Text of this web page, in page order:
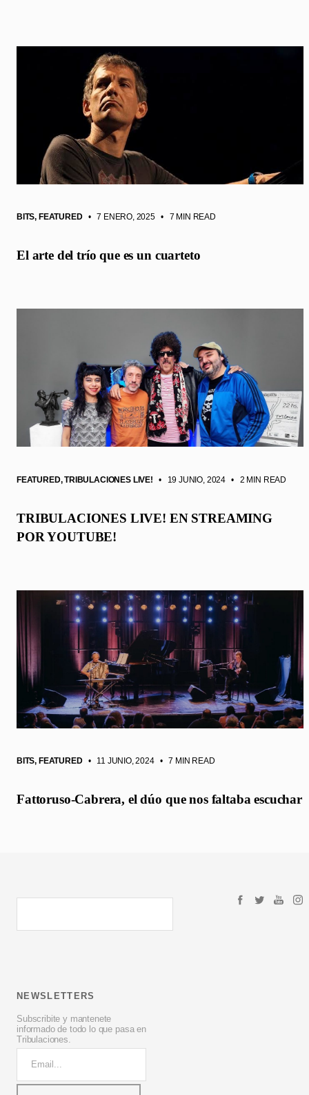
BITS, FEATURED • 7 ENERO, 2025 • 7 MIN READ
El arte del trío que es un cuarteto
FEATURED,TRIBULACIONES LIVE! • 19 JUNIO, 2024 • 2 MIN READ
TRIBULACIONES LIVE! EN STREAMING
POR YOUTUBE!
BITS, FEATURED • 11 JUNIO, 2024 • 7 MIN READ
Fattoruso-Cabrera, el dúo que nos faltaba escuchar
NEWSLETTERS
Subscribite y mantenete
informado de todo lo que pasa en
Tribulaciones.